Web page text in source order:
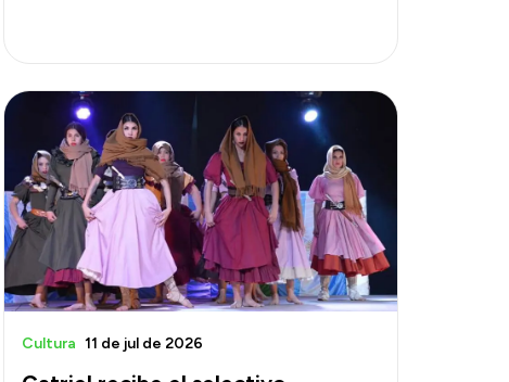
Cultura 11 de jul de 2026